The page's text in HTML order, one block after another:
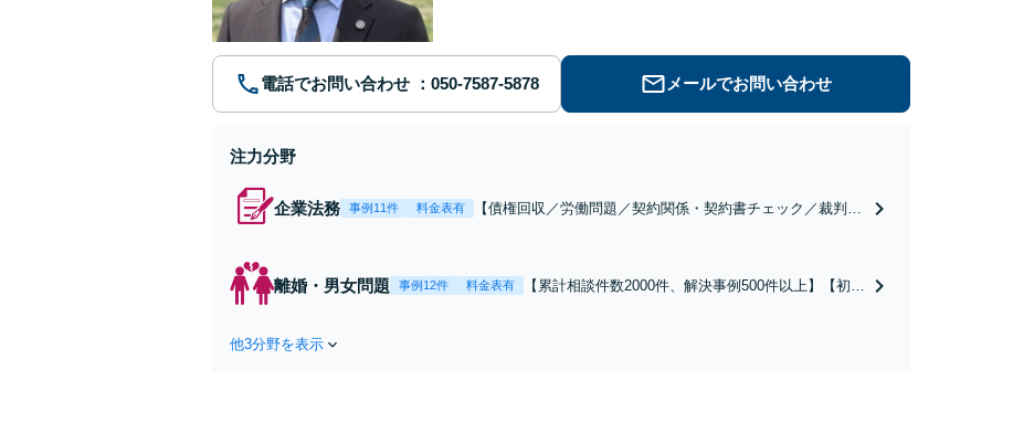
電話でお問い合わせ メールでお問い合わせ
注力分野
企業法務 事例11件 料金表有
【債権回収／労働問題／契約関係・契約書チェック／裁判対
をお探しの方もご相談ください！【顧問経験豊富】【個別案
件も対応OK】
離婚・男女問題 事例12件 料金表有
【累計相談件数2000件、解決事例500件以上】【初回
他3分野を表示